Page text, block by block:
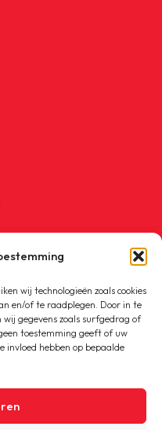
wij technologieën zoals cookies
en/of te raadplegen. Door in te
gegevens zoals surfgedrag of
toestemming geeft of uw
hebben op bepaalde